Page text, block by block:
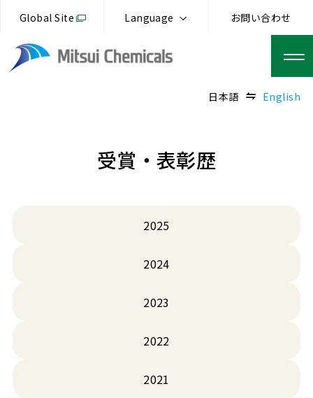
Global Site Language お問い合わせ
日本語 English
受賞・表彰歴
2025
2024
2023
2022
2021